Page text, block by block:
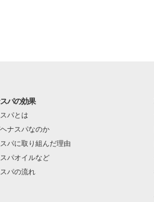
パの効果
パとは
ナスパなのか
パに取り組んだ理由
パオイルなど
パの流れ